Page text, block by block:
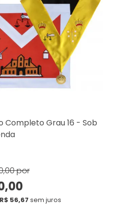
Completo Grau 16 - Sob
por
R$ 56,67 sem juros